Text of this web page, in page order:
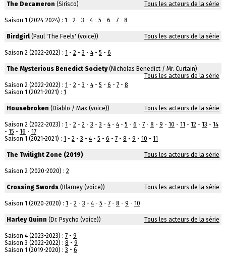
The Decameron (Sirisco) Tous les acteurs de la série
Saison 1 (2024-2024) : 1 - 2- 3 - 4- 5 - 6 - 7- 8
Birdgirl(Paul 'The Feels' (voice)) Tous les acteurs de la série
Saison 2 (2022-2022) : 1 - 2- 3 - 4- 5 - 6
The Mysterious Benedict Society(Nicholas Benedict / Mr. Curtain)
Tous les acteurs de la série
Saison 2 (2022-2022) : 1 - 2- 3 - 4- 5 - 6 - 7- 8
Saison 1 (2021-2021) : 1
Housebroken (Diablo / Max (voice)) Tous les acteurs de la série
Saison 2 (2022-2023) : 1 - 2- 2- 3 - 3 - 4- 4- 5 - 6 - 7- 8 - 9 - 10 - 11 - 12- 13 - 14
- 15 - 16 - 17
Saison 1 (2021-2021) : 1 - 2- 3 - 4- 5 - 6 - 7- 8 - 9 - 10 - 11
The Twilight Zone (2019) Tous les acteurs de la série
Saison 2 (2020-2020) : 2
Crossing Swords(Blarney (voice)) Tous les acteurs de la série
Saison 1 (2020-2020) : 1 - 2- 3 - 4- 5 - 7- 8 - 9 - 10
Harley Quinn (Dr. Psycho (voice)) Tous les acteurs de la série
Saison 4 (2023-2023) : 7- 9
Saison 3 (2022-2022) : 8 - 9
Saison 1 (2019-2020) : 3 - 6